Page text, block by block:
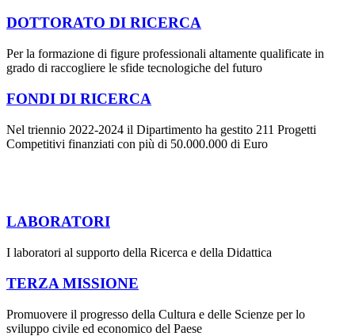
DOTTORATO DI RICERCA
Per la formazione di figure professionali altamente qualificate in
grado di raccogliere le sfide tecnologiche del futuro
FONDI DI RICERCA
Nel triennio 2022-2024 il Dipartimento ha gestito 211 Progetti
Competitivi finanziati con più di 50.000.000 di Euro
LABORATORI
I laboratori al supporto della Ricerca e della Didattica
TERZA MISSIONE
Promuovere il progresso della Cultura e delle Scienze per lo
sviluppo civile ed economico del Paese